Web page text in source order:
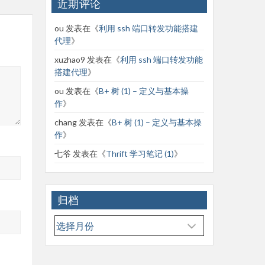
近期评论
ou 发表在《利用 ssh 端口转发功能搭建
代理》
xuzhao9 发表在《利用 ssh 端口转发功能
搭建代理》
ou 发表在《B+ 树 (1) – 定义与基本操
作》
chang 发表在《B+ 树 (1) – 定义与基本操
作》
七爷 发表在《Thrift 学习笔记 (1)》
归档
归
档